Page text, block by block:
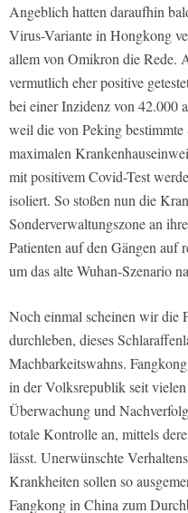
Angeblich hatten daraufhin
Virus-Variante in Hongkong
allem von Omikron die Rede.
vermutlich eher positive
bei einer Inzidenz von 42.000
weil die von Peking
maximalen
mit positivem Covid-Test
isoliert. So stoßen nun die
Sonderverwaltungszone an
Patienten auf den Gängen auf
um das alte Wuhan-Szenario
Noch einmal scheinen wir die
durchleben, dieses
Machbarkeitswahns.
in der Volksrepublik seit
Überwachung und
totale Kontrolle an, mittels
lässt. Unerwünschte
Krankheiten sollen so
Fangkong in China zum